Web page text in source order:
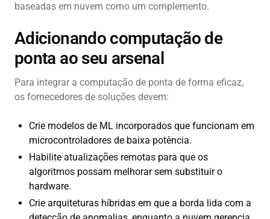
baseadas em nuvem como um complemento.
Adicionando computação de
ponta ao seu arsenal
Para integrar a computação de ponta de forma eficaz,
os fornecedores de soluções devem:
Crie modelos de ML incorporados que funcionam em
microcontroladores de baixa potência.
Habilite atualizações remotas para que os
algoritmos possam melhorar sem substituir o
hardware.
Crie arquiteturas híbridas em que a borda lida com a